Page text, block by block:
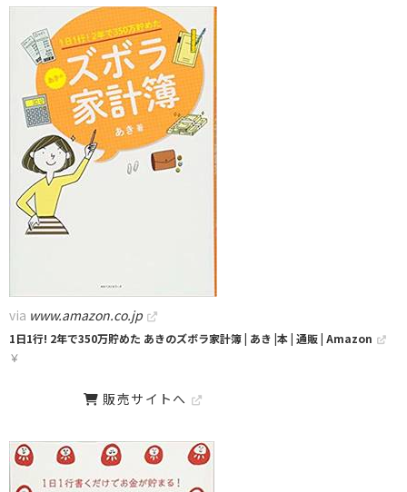
via www.amazon.co.jp
1日1行! 2年で350万貯めた あきのズボラ家計簿 | あき |本 | 通販 | Amazon
￥
販売サイトへ